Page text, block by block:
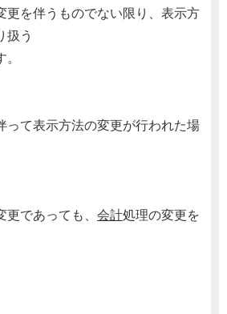
更を伴うものでない限り、表示方
扱う
って表示方法の変更が行われた場
であっても、 会計処理の変更を